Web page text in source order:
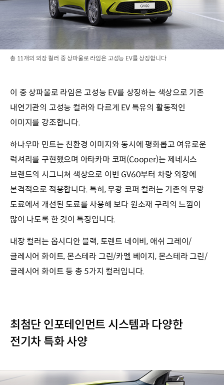
총 11개의 외장 컬러 중 상파울로 라임은 고성능 EV를 상징합니다
이 중 상파울로 라임은 고성능 EV를 상징하는 색상으로 기존
내연기관의 고성능 컬러와 다르게 EV 특유의 활동적인
이미지를 강조합니다.
하나우마 민트는 친환경 이미지와 동시에 평화롭고 여유로운
럭셔리를 구현했으며 아타카마 코퍼(Cooper)는 제네시스
브랜드의 시그니쳐 색상으로 이번 GV60부터 차량 외장에
본격적으로 적용합니다. 특히, 무광 코퍼 컬러는 기존의 무광
도료에서 개선된 도료를 사용해 보다 원소재 구리의 느낌이
많이 나도록 한 것이 특징입니다.
내장 컬러는 옵시디안 블랙, 토렌트 네이비, 애쉬 그레이/
글레시어 화이트, 몬스테라 그린/카멜 베이지, 몬스테라 그린/
글레시어 화이트 등 총 5가지 컬러입니다.
최첨단 인포테인먼트 시스템과 다양한
전기차 특화 사양